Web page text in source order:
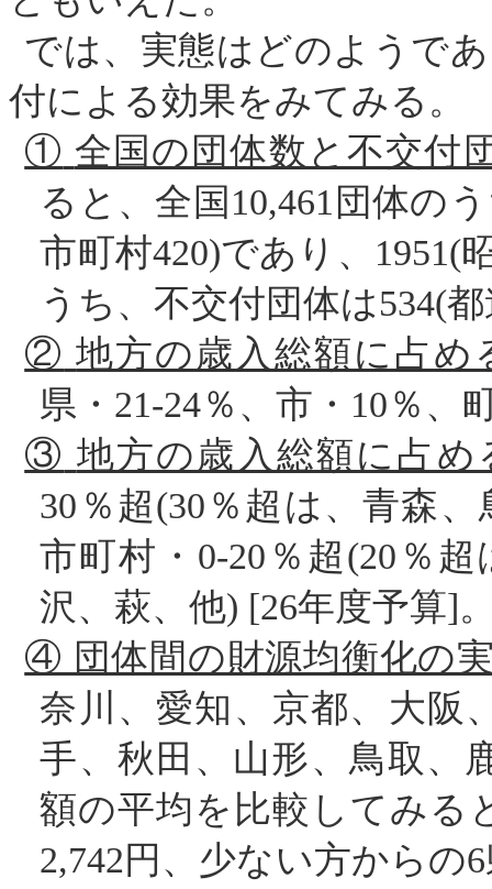
では、実態はどのようで
付による効果をみてみる。
① 全国の団体数と不交付
ると、全国 10,461 団体の
市町村420)であり、 1951(
うち、不交付団体は534(
② 地方の歳入総額に占め
県・ 21-24％、市・ 10％、
③ 地方の歳入総額に占
30 ％超(30 ％超は、青森
市町村・ 0-20 ％超(20 ％
沢、萩、他) [26年度予算]
④ 団体間の財源均衡化の
奈川、 愛知、京都、大阪
手、秋田、山形、鳥取、
額の平均を比較してみる
2,742円、少ない方からの6